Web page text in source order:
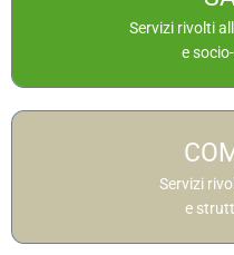
Servizi rivolti
e
Servizi
e